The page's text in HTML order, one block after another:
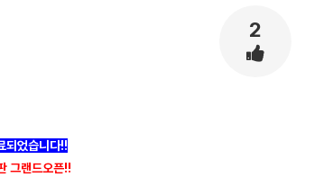
2
었습니다!!
그랜드오픈!!